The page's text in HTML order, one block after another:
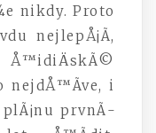
nikdy. Proto
nejlepÅ¡Ã­,
nejdÅ™Ã­ve, i
prvnÃ­